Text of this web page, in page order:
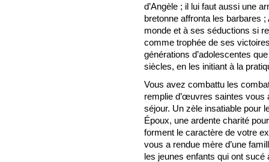
d’Angèle ; il lui faut aussi une
bretonne affronta les barbares
monde et à ses séductions si
comme trophée de ses
générations d’adolescentes
siècles, en les initiant à la
Vous avez combattu les
remplie d’œuvres saintes vous
séjour. Un zèle insatiable pour
Époux, une ardente charité
forment le caractère de votre
vous a rendue mère d’une
les jeunes enfants qui ont sucé